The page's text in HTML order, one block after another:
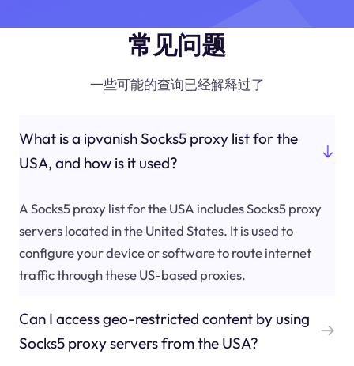
常见问题
一些可能的查询已经解释过了
What is a ipvanish Socks5 proxy list for the
USA, and how is it used?
A Socks5 proxy list for the USA includes Socks5 proxy
servers located in the United States. It is used to
configure your device or software to route internet
traffic through these US-based proxies.
Can I access geo-restricted content by using
Socks5 proxy servers from the USA?